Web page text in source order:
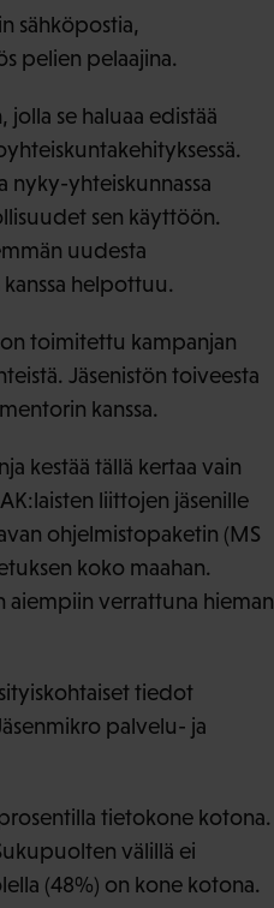
sähköpostia,
pelien pelaajina.
se haluaa edistää
nyky-yhteiskunnassa
sen käyttöön.
uudesta
helpottuu.
toimitettu kampanjan
Jäsenistön toiveesta
kanssa.
kestää tällä kertaa vain
liittojen jäsenille
ohjelmistopaketin (MS
koko maahan.
aiempiin verrattuna hieman
tiedot
palvelu- ja
tietokone kotona.
välillä ei
(48%) on kone kotona.